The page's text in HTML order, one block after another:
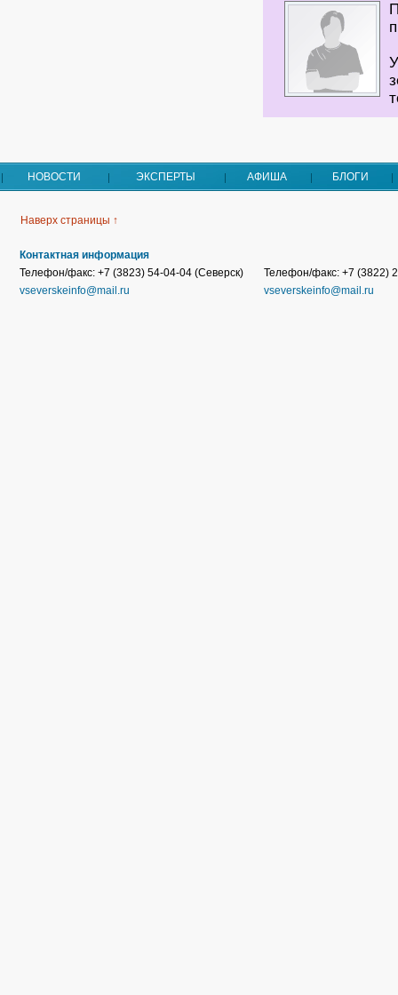
НОВОСТИ ЭКСПЕРТЫ АФИША БЛОГИ
Наверх страницы ↑
Контактная информация
Телефон/факс: +7 (3823) 54-04-04 (Северск)
vseverskeinfo@mail.ru
Телефон/факс: +7 (3822)
vseverskeinfo@mail.ru